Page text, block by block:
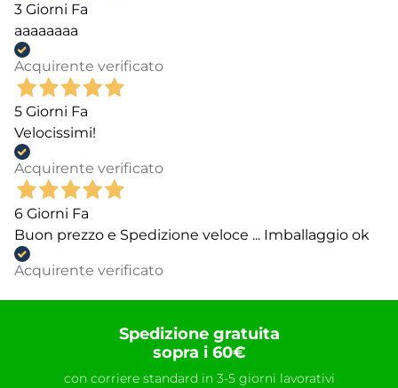
3 Giorni Fa
aaaaaaaa
Acquirente verificato
5 Giorni Fa
Velocissimi!
Acquirente verificato
6 Giorni Fa
Buon prezzo e Spedizione veloce ... Imballaggio ok
Acquirente verificato
Spedizione gratuita
sopra i 60€
con corriere standard in 3-5 giorni lavorativi